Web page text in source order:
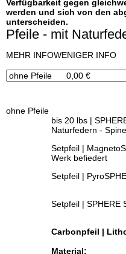
Verfügbarkeit gegen
werden und sich von den
unterscheiden.
Pfeile - mit
x
MEHR INFOWENIGER INFO
ohne Pfeile
bis 20 lbs |
Naturfedern -
Setpfeil |
Werk befiedert
Setpfeil |
Setpfeil | SPHERE
Carbonpfeil |
Material: